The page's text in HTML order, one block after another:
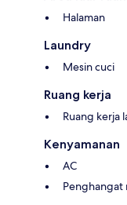
Halaman
Laundry
Mesin cuci
Ruang kerja
Ruang kerja
Kenyamanan
AC
Penghangat